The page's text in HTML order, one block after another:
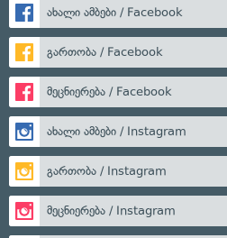
ახალი ამბები / Facebook
გართობა / Facebook
მეცნიერება / Facebook
ახალი ამბები / Instagram
გართობა / Instagram
მეცნიერება / Instagram